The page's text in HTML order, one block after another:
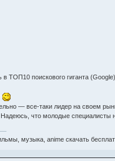
ТОП10 поискового гиганта
— все-таки лидер на своем
что молодые специалисты
музыка, anime скачать